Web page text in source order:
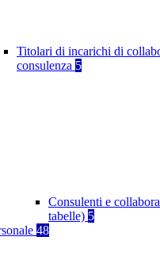
Titolari di incarichi di
consulenza 5
Consulenti e
tabelle) 5
48